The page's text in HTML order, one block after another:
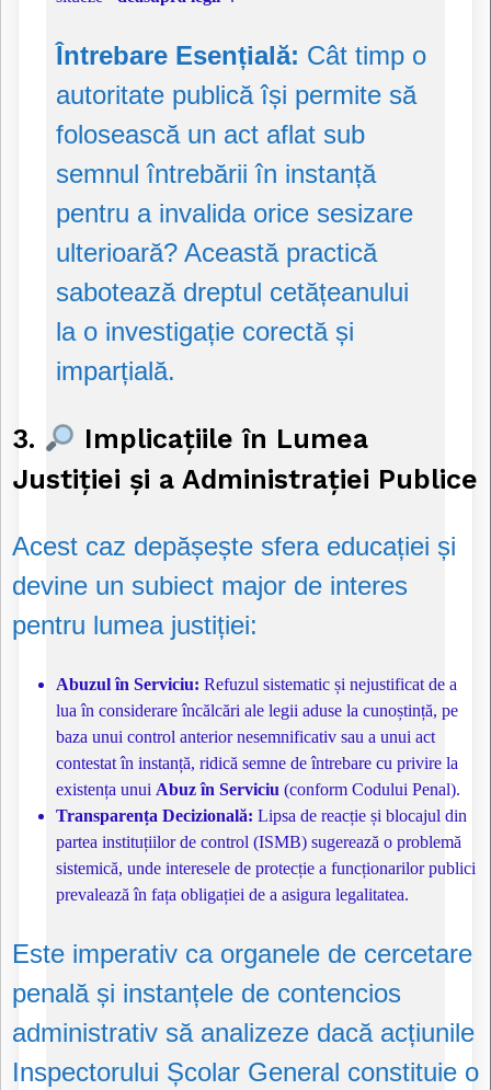
Întrebare Esențială: Cât timp o
autoritate publică își permite să
folosească un act aflat sub
semnul întrebării în instanță
pentru a invalida orice sesizare
ulterioară? Această practică
sabotează dreptul cetățeanului
la o investigație corectă și
imparțială.
3.
Implicațiile în Lumea
Justiției și a Administrației Publice
Acest caz depășește sfera educației și
devine un subiect major de interes
pentru lumea justiției:
Abuzul în Serviciu: Refuzul sistematic și nejustificat de a
lua în considerare încălcări ale legii aduse la cunoștință, pe
baza unui control anterior nesemnificativ sau a unui act
contestat în instanță, ridică semne de întrebare cu privire la
existența unui Abuz în Serviciu (conform Codului Penal).
Transparența Decizională: Lipsa de reacție și blocajul din
partea instituțiilor de control (ISMB) sugerează o problemă
sistemică, unde interesele de protecție a funcționarilor publici
prevalează în fața obligației de a asigura legalitatea.
Este imperativ ca organele de cercetare
penală și instanțele de contencios
administrativ să analizeze dacă acțiunile
Inspectorului Școlar General constituie o